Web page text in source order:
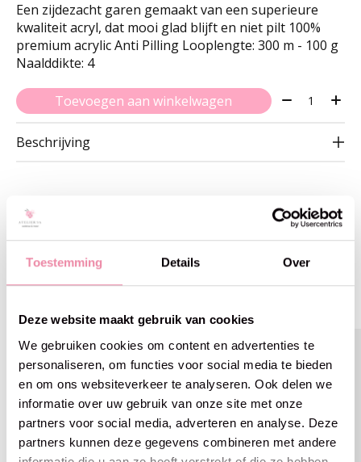
Toestemming Details Over
Deze website maakt gebruik van cookies
We gebruiken cookies om content en advertenties te
personaliseren, om functies voor social media te bieden
en om ons websiteverkeer te analyseren. Ook delen we
informatie over uw gebruik van onze site met onze
partners voor social media, adverteren en analyse. Deze
partners kunnen deze gegevens combineren met andere
Een zijdezacht garen gemaakt van een superieure
kwaliteit acryl, dat mooi glad blijft en niet pilt 100%
premium acrylic Anti Pilling Looplengte: 300 m - 100 g
Naalddikte: 4
Toevoegen aan winkelwagen Aantal:
Beschrijving
Gerelateerde producten